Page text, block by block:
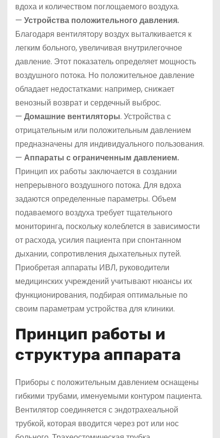
вдоха и количеством поглощаемого воздуха.
— Устройства положительного давления.
Благодаря вентилятору воздух выталкивается к
легким больного, увеличивая внутрилегочное
давление. Этот показатель определяет мощность
воздушного потока. Но положительное давление
обладает недостатками: например, снижает
венозный возврат и сердечный выброс.
— Домашние вентиляторы. Устройства с
отрицательным или положительным давлением
предназначены для индивидуального пользования.
— Аппараты с ограниченным давлением.
Принцип их работы заключается в создании
непрерывного воздушного потока. Для вдоха
задаются определенные параметры. Объем
подаваемого воздуха требует тщательного
мониторинга, поскольку колеблется в зависимости
от расхода, усилия пациента при спонтанном
дыхании, сопротивления дыхательных путей.
Приобретая аппараты ИВЛ, руководители
медицинских учреждений учитывают нюансы их
функционирования, подбирая оптимальные по
своим параметрам устройства для клиники.
Принцип работы и
структура аппарата
Приборы с положительным давлением оснащены
гибкими трубами, именуемыми контуром пациента.
Вентилятор соединяется с эндотрахеальной
трубкой, которая вводится через рот или нос